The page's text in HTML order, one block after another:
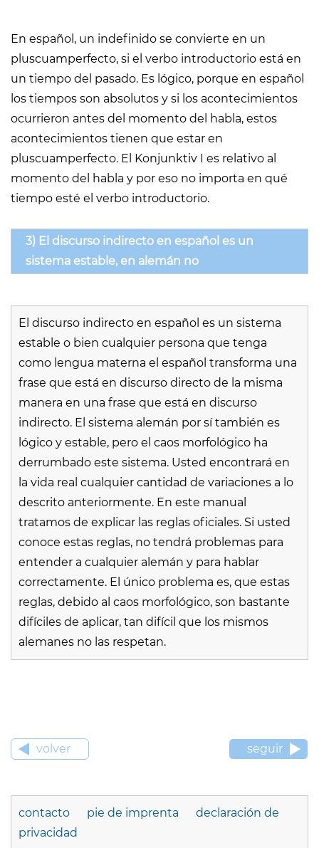
En español, un indefinido se convierte en un
pluscuamperfecto, si el verbo introductorio está en
un tiempo del pasado. Es lógico, porque en español
los tiempos son absolutos y si los acontecimientos
ocurrieron antes del momento del habla, estos
acontecimientos tienen que estar en
pluscuamperfecto. El Konjunktiv I es relativo al
momento del habla y por eso no importa en qué
tiempo esté el verbo introductorio.
3) El discurso indirecto en español es un
sistema estable, en alemán no
El discurso indirecto en español es un sistema
estable o bien cualquier persona que tenga
como lengua materna el español transforma una
frase que está en discurso directo de la misma
manera en una frase que está en discurso
indirecto. El sistema alemán por sí también es
lógico y estable, pero el caos morfológico ha
derrumbado este sistema. Usted encontrará en
la vida real cualquier cantidad de variaciones a lo
descrito anteriormente. En este manual
tratamos de explicar las reglas oficiales. Si usted
conoce estas reglas, no tendrá problemas para
entender a cualquier alemán y para hablar
correctamente. El único problema es, que estas
reglas, debido al caos morfológico, son bastante
difíciles de aplicar, tan difícil que los mismos
alemanes no las respetan.
volver seguir
contacto pie de imprenta
declaración de
privacidad